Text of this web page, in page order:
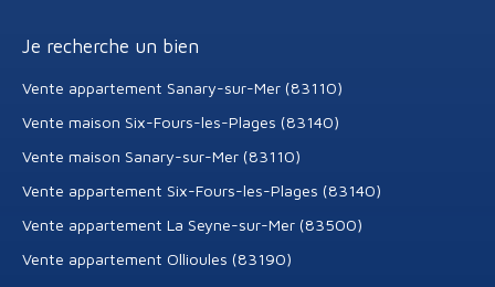
Je recherche un bien
Vente appartement Sanary-sur-Mer (83110)
Vente maison Six-Fours-les-Plages (83140)
Vente maison Sanary-sur-Mer (83110)
Vente appartement Six-Fours-les-Plages (83140)
Vente appartement La Seyne-sur-Mer (83500)
Vente appartement Ollioules (83190)